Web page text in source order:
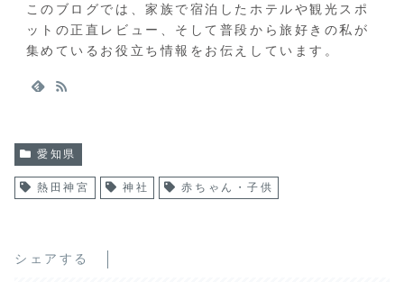
このブログでは、家族で宿泊したホテルや観光スポ
ットの正直レビュー、そして普段から旅好きの私が
集めているお役立ち情報をお伝えしています。
愛知県
熱田神宮 神社 赤ちゃん・子供
シェアする